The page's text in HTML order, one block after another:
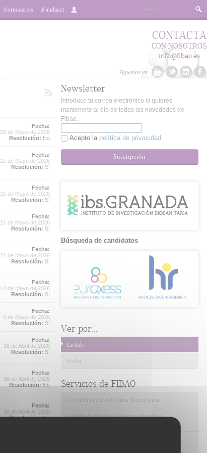
Formularios iFundanet
Síguenos en
CONTACTA
CON NOSOTROS
info@fibao.es
Fecha:
28 de Mayo de 2026
Resolución: No
Fecha:
21 de Mayo de 2026
Resolución: Sí
Fecha:
21 de Mayo de 2026
Resolución: Sí
Fecha:
21 de Mayo de 2026
Resolución: Sí
Fecha:
21 de Mayo de 2026
Resolución: Sí
Fecha:
14 de Mayo de 2026
Resolución: Sí
Fecha:
5 de Mayo de 2026
Resolución: Sí
Fecha:
16 de Abril de 2026
Resolución: Sí
Fecha:
16 de Abril de 2026
Resolución: No
Fecha:
16 de Abril de 2026
Resolución: No
Newsletter
Introduce tu correo electrónico si quieres
mantenerte al día de todas las novedades de
Fibao.
Acepto la política de privacidad
Suscripción
Búsqueda de candidatos
Ver por...
Listado
Fecha
Servicios de FIBAO
Consulta nuestras Ofertas Tecnológicas
Gestión de Ensayos Clínicos y Estudios